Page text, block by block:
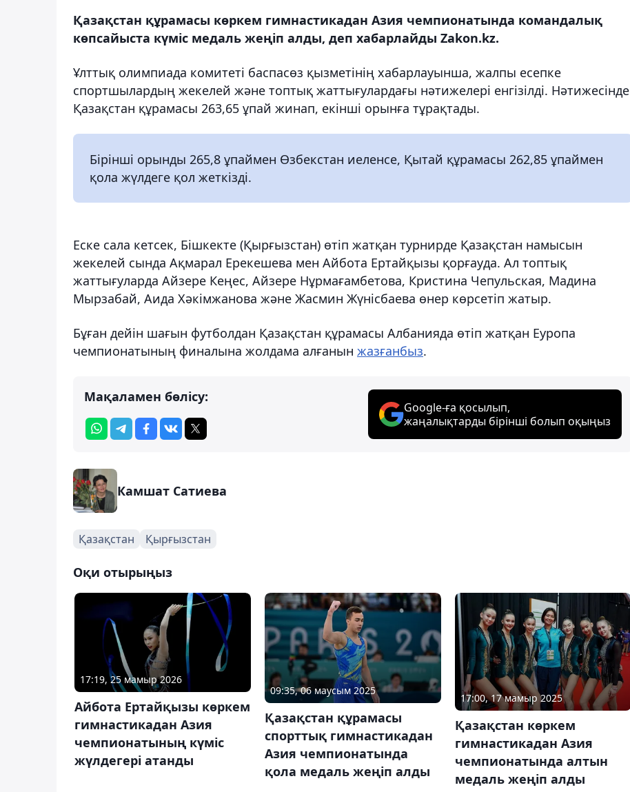
Қазақстан құрамасы көркем гимнастикадан Азия чемпионатында командалық
көпсайыста күміс медаль жеңіп алды, деп хабарлайды Zakon.kz.
Ұлттық олимпиада комитеті баспасөз қызметінің хабарлауынша, жалпы есепке
спортшылардың жекелей және топтық жаттығулардағы нәтижелері енгізілді. Нәтижесінде
Қазақстан құрамасы 263,65 ұпай жинап, екінші орынға тұрақтады.
Бірінші орынды 265,8 ұпаймен Өзбекстан иеленсе, Қытай құрамасы 262,85 ұпаймен
қола жүлдеге қол жеткізді.
Еске сала кетсек, Бішкекте (Қырғызстан) өтіп жатқан турнирде Қазақстан намысын
жекелей сында Ақмарал Ерекешева мен Айбота Ертайқызы қорғауда. Ал топтық
жаттығуларда Айзере Кеңес, Айзере Нұрмағамбетова, Кристина Чепульская, Мадина
Мырзабай, Аида Хәкімжанова және Жасмин Жүнісбаева өнер көрсетіп жатыр.
Бұған дейін шағын футболдан Қазақстан құрамасы Албанияда өтіп жатқан Еуропа
чемпионатының финалына жолдама алғанын жазғанбыз.
Мақаламен бөлісу:
Google-ға қосылып,
жаңалықтарды бірінші болып оқыңыз
Камшат Сатиева
Қазақстан Қырғызстан
Оқи отырыңыз
17:19, 25 мамыр 2026
Айбота Ертайқызы көркем
гимнастикадан Азия
чемпионатының күміс
жүлдегері атанды
09:35, 06 маусым 2025
Қазақстан құрамасы
спорттық гимнастикадан
Азия чемпионатында
қола медаль жеңіп алды
17:00, 17 мамыр 2025
Қазақстан көркем
гимнастикадан Азия
чемпионатында алтын
медаль жеңіп алды